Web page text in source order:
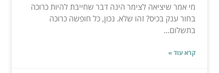
מי אמר שיציאה לצימר הינה דבר שחייבת להיות כרוכה
בחור ענק בכיס? זהו שלא. נכון, כל חופשה כרוכה
בתשלום...
קרא עוד »